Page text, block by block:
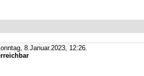
8.Januar.2023, 12:26.